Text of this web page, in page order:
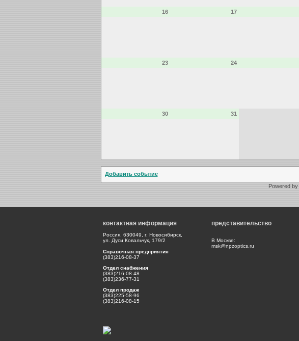
16 17
23 24
30 31
Добавить событие
Powered by
контактная информация
Россия, 630049, г. Новосибирск,
ул. Дуси Ковальчук, 179/2
Справочная предприятия
(383)216-08-37
Отдел снабжения
(383)216-08-48
(383)236-77-31
Отдел продаж
(383)225-58-96
(383)216-08-15
представительство
В Москве:
msk@npzoptics.ru